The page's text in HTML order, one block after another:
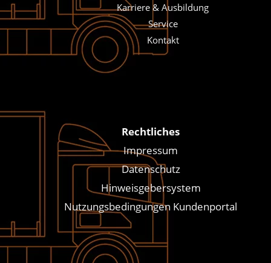
Karriere & Ausbildung
Service
Kontakt
Rechtliches
Impressum
Datenschutz
Hinweisgebersystem
Nutzungsbedingungen Kundenportal